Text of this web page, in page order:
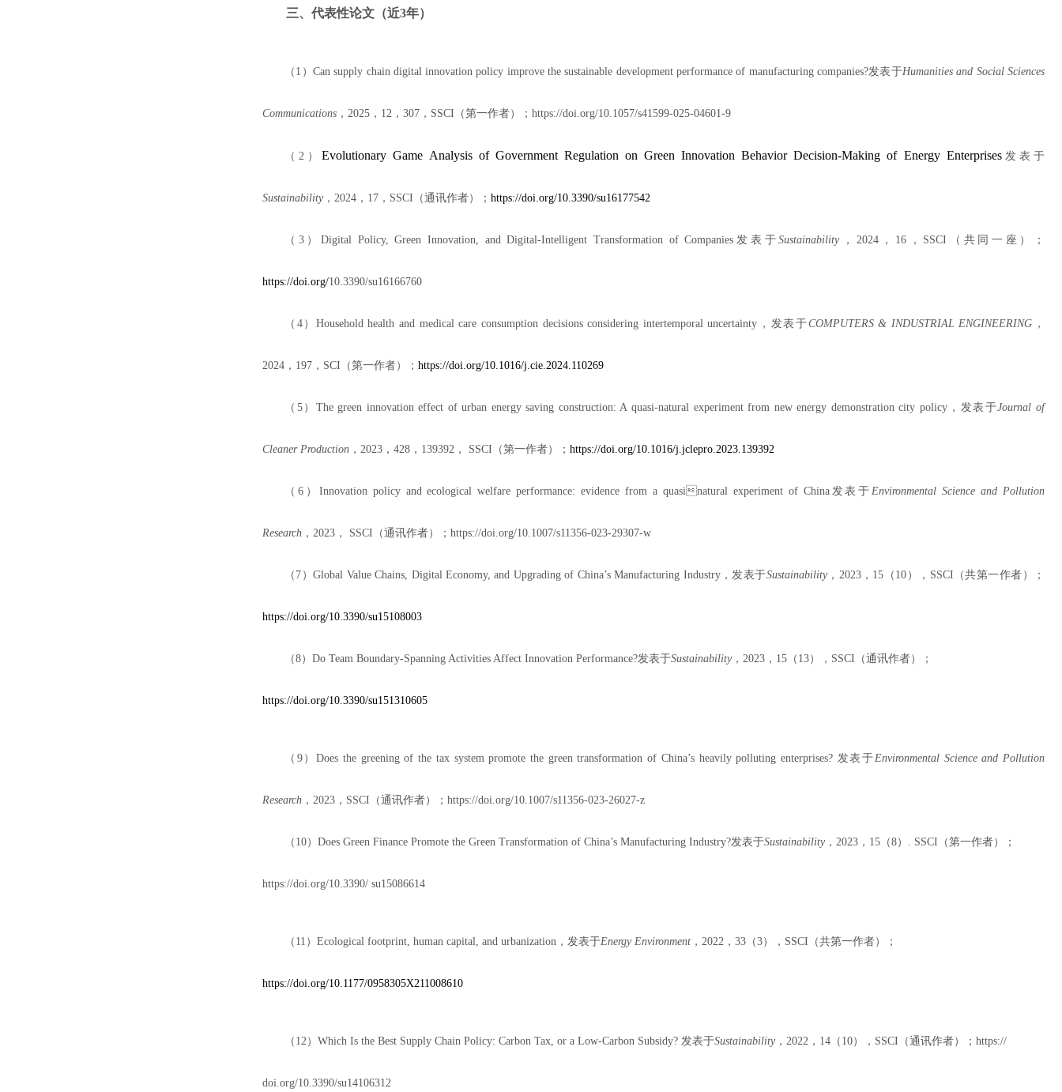
三、代表性论文（近3年）
（ 1 ） Can supply chain digital innovation policy improve the sustainable development performance of manufacturing companies?发表于Humanities and Social Sciences
Communications ， 2025 ， 12 ， 307 ， SSCI （第一作者）； https://doi.org/10.1057/s41599-025-04601-9
（2 ）Evolutionary Game Analysis of Government Regulation on Green Innovation Behavior Decision-Making of Energy Enterprises发表于
Sustainability， 2024 ， 17 ， SSCI （通讯作者）； https://doi.org/10.3390/su16177542
（ 3）Digital Policy, Green Innovation, and Digital-Intelligent Transformation of Companies 发表于Sustainability， 2024， 16， SSCI （ 共同一座 ）；
https://doi.org/10.3390/su16166760
（ 4） Household health and medical care consumption decisions considering intertemporal uncertainty ，发表于COMPUTERS & INDUSTRIAL ENGINEERING ，
2024 ， 197 ， SCI （第一作者）； https://doi.org/10.1016/j.cie.2024.110269
（ 5） The green innovation effect of urban energy saving construction: A quasi-natural experiment from new energy demonstration city policy，发表于Journal of
Cleaner Production ， 2023 ， 428 ， 139392 ， SSCI （第一作者）； https://doi.org/10.1016/j.jclepro.2023.139392
（ 6） Innovation policy and ecological welfare performance: evidence from a quasinatural experiment of China发表于Environmental Science and Pollution
Research ， 2023 ， SSCI （通讯作者）； https://doi.org/10.1007/s11356-023-29307-w
（ 7 ）Global Value Chains, Digital Economy, and Upgrading of China’s Manufacturing Industry，发表于Sustainability， 2023， 15 （ 10 ）， SSCI （共第一作者）；
https://doi.org/10.3390/su15108003
（8） Do Team Boundary-Spanning Activities Affect Innovation Performance?发表于Sustainability， 2023 ， 15 （ 13）， SSCI （通讯作者）；
https://doi.org/10.3390/su151310605
（ 9）Does the greening of the tax system promote the green transformation of China’s heavily polluting enterprises? 发表于Environmental Science and Pollution
Research ， 2023 ， SSCI （通讯作者）； https://doi.org/10.1007/s11356-023-26027-z
（ 10） Does Green Finance Promote the Green Transformation of China’s Manufacturing Industry?发表于Sustainability， 2023 ， 15 （8） . SSCI （第一作者）；
https://doi.org/10.3390/ su15086614
（ 11 ） Ecological footprint, human capital, and urbanization ，发表于Energy Environment ， 2022 ， 33 （3）， SSCI （共第一作者）；
https://doi.org/10.1177/0958305X211008610
（ 12） Which Is the Best Supply Chain Policy: Carbon Tax, or a Low-Carbon Subsidy? 发表于Sustainability， 2022 ， 14 （ 10）， SSCI （通讯作者）； https://
doi.org/10.3390/su14106312